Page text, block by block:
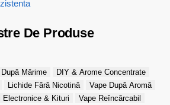
De Produse
După Mărime
DIY & Arome Concentrate
Lichide Fără Nicotină
Vape După Aromă
Electronice & Kituri
Vape Reîncărcabil